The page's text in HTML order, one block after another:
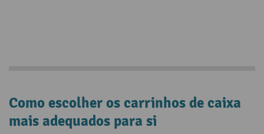
Como escolher os carrinhos de caixa
mais adequados para si